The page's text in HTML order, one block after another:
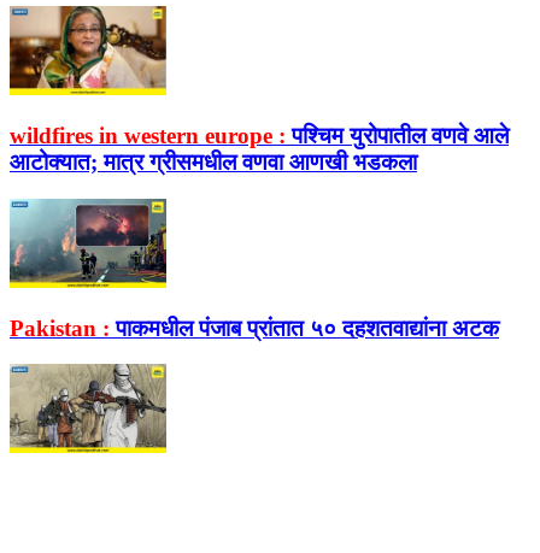
wildfires in western europe : पश्चिम युरोपातील वणवे आले
आटोक्यात; मात्र ग्रीसमधील वणवा आणखी भडकला
Pakistan : पाकमधील पंजाब प्रांतात ५० दहशतवाद्यांना अटक